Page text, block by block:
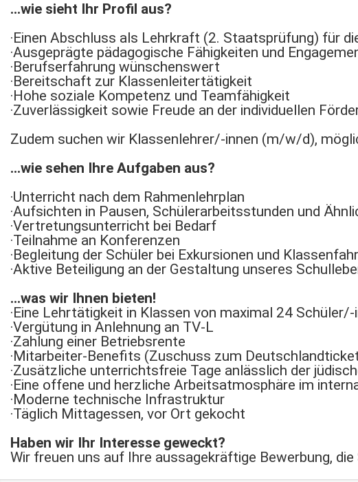
…wie sieht Ihr Profil aus?
·Einen Abschluss als Lehrkraft (2. Staatsprüfung) für
·Ausgeprägte pädagogische Fähigkeiten und
·Berufserfahrung wünschenswert
·Bereitschaft zur Klassenleitertätigkeit
·Hohe soziale Kompetenz und Teamfähigkeit
·Zuverlässigkeit sowie Freude an der individuellen
Zudem suchen wir Klassenlehrer/-innen (m/w/d),
…wie sehen Ihre Aufgaben aus?
·Unterricht nach dem Rahmenlehrplan
·Aufsichten in Pausen, Schülerarbeitsstunden und
·Vertretungsunterricht bei Bedarf
·Teilnahme an Konferenzen
·Begleitung der Schüler bei Exkursionen und
·Aktive Beteiligung an der Gestaltung unseres
…was wir Ihnen bieten!
·Eine Lehrtätigkeit in Klassen von maximal 24
·Vergütung in Anlehnung an TV-L
·Zahlung einer Betriebsrente
·Mitarbeiter-Benefits (Zuschuss zum
·Zusätzliche unterrichtsfreie Tage anlässlich der
·Eine offene und herzliche Arbeitsatmosphäre im
·Moderne technische Infrastruktur
·Täglich Mittagessen, vor Ort gekocht
Haben wir Ihr Interesse geweckt?
Wir freuen uns auf Ihre aussagekräftige Bewerbung,